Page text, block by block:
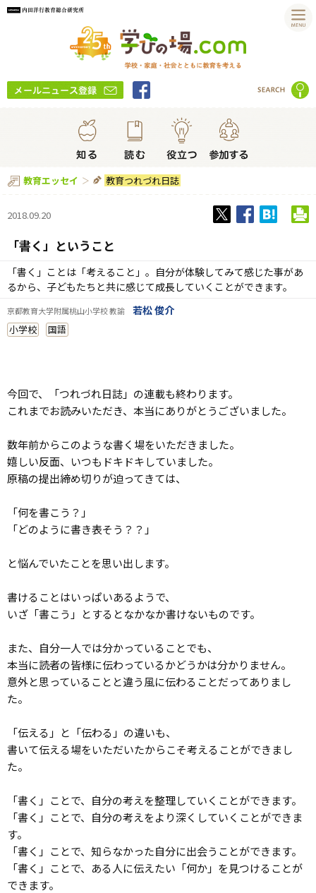
教育エッセイ 教育つれづれ日誌
2018.09.20
「書く」ということ
「書く」ことは「考えること」。自分が体験してみて感じた事があ
るから、子どもたちと共に感じて成長していくことができます。
京都教育大学附属桃山小学校 教諭 若松 俊介
小学校 国語
今回で、「つれづれ日誌」の連載も終わります。
これまでお読みいただき、本当にありがとうございました。
数年前からこのような書く場をいただきました。
嬉しい反面、いつもドキドキしていました。
原稿の提出締め切りが迫ってきては、
「何を書こう？」
「どのように書き表そう？？」
と悩んでいたことを思い出します。
書けることはいっぱいあるようで、
いざ「書こう」とするとなかなか書けないものです。
また、自分一人では分かっていることでも、
本当に読者の皆様に伝わっているかどうかは分かりません。
意外と思っていることと違う風に伝わることだってありまし
た。
「伝える」と「伝わる」の違いも、
書いて伝える場をいただいたからこそ考えることができまし
た。
「書く」ことで、自分の考えを整理していくことができます。
「書く」ことで、自分の考えをより深くしていくことができま
す。
「書く」ことで、知らなかった自分に出会うことができます。
「書く」ことで、ある人に伝えたい「何か」を見つけることが
できます。